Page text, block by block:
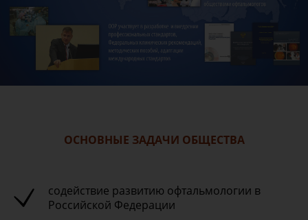
ОСНОВНЫЕ ЗАДАЧИ ОБЩЕСТВА
содействие развитию офтальмологии в
Российской Федерации